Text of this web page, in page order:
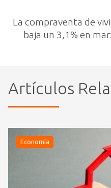
La compraventa de
baja un 3,1% en
Artículos
Economía